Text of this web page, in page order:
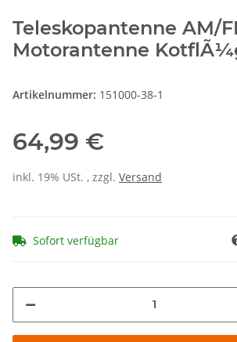
Teleskopantenne AM/
Motorantenne
Artikelnummer: 151000-38-1
64,99 €
inkl. 19% USt. , zzgl. Versand
Sofort verfügbar